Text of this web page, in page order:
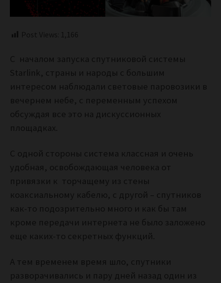
Post Views: 1,166
С началом запуска спутниковой системы
Starlink, страны и народы с большим
интересом наблюдали световые паровозики в
вечернем небе, с переменным успехом
обсуждая все это на дискуссионных
площадках.
С одной стороны система классная и очень
удобная, освобождающая человека от
привязки к торчащему из стены
коаксиальному кабелю, с другой – спутников
как-то подозрительно много и как бы там
кроме передачи интернета не было заложено
еще каких-то секретных функций.
А тем временем время шло, спутники
разворачивались и пару дней назад один из